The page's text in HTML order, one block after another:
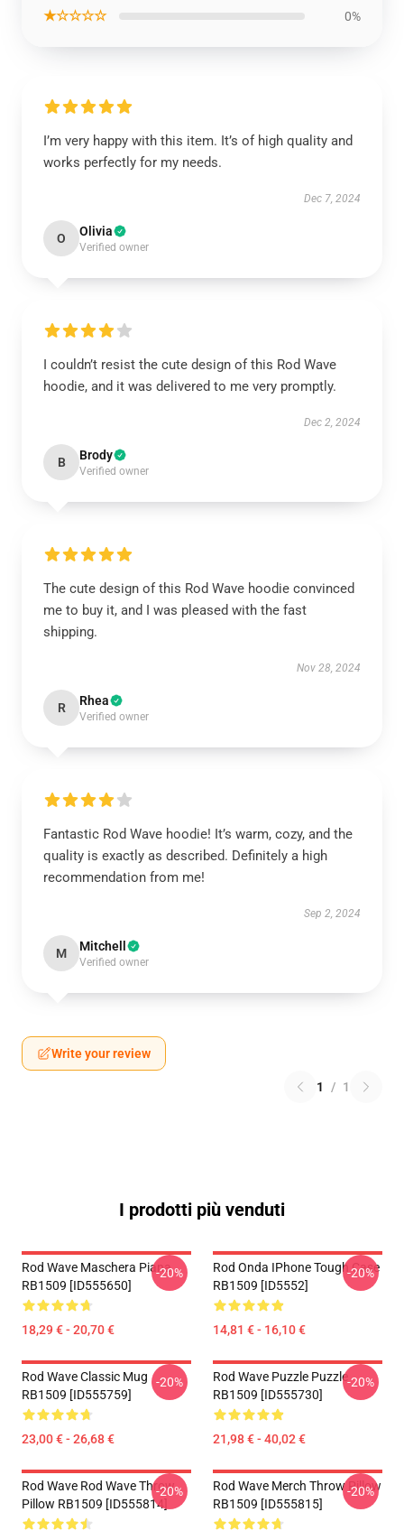
★☆☆☆☆ 0%
I’m very happy with this item. It’s of high quality and
works perfectly for my needs.
Dec 7, 2024
O Olivia
Verified owner
I couldn’t resist the cute design of this Rod Wave
hoodie, and it was delivered to me very promptly.
Dec 2, 2024
B Brody
Verified owner
The cute design of this Rod Wave hoodie convinced
me to buy it, and I was pleased with the fast
shipping.
Nov 28, 2024
R Rhea
Verified owner
Fantastic Rod Wave hoodie! It’s warm, cozy, and the
quality is exactly as described. Definitely a high
recommendation from me!
Sep 2, 2024
M Mitchell
Verified owner
Write your review
1 / 1
I prodotti più venduti
Rod Wave Maschera Piana
RB1509 [ID555650]
18,29 € - 20,70 €
-20%
Rod Onda IPhone Tough Case
RB1509 [ID5552]
14,81 € - 16,10 €
-20%
Rod Wave Classic Mug
RB1509 [ID555759]
23,00 € - 26,68 €
-20%
Rod Wave Puzzle Puzzle
RB1509 [ID555730]
21,98 € - 40,02 €
-20%
Rod Wave Rod Wave Throw
Pillow RB1509 [ID555814]
-20%
Rod Wave Merch Throw Pillow
RB1509 [ID555815]
-20%